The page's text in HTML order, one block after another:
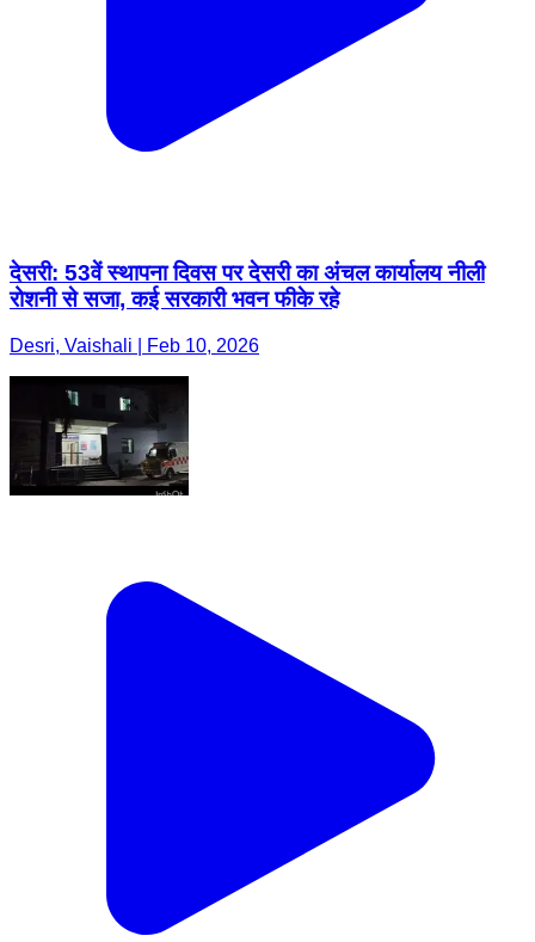
देसरी: 53वें स्थापना दिवस पर देसरी का अंचल कार्यालय नीली
रोशनी से सजा, कई सरकारी भवन फीके रहे
Desri, Vaishali | Feb 10, 2026